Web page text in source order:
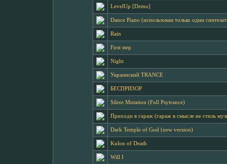
LevelUp [Demo]
Dance Piano (использован только один
Rain
First step
Night
Украинский TRANCE
БЕСПРИЗОР
Silent Mutation (Full Psytrance)
Приходи в гараж (гараж в смысле не стиль
Dark Temple of God (new version)
Kulon of Death
Will I